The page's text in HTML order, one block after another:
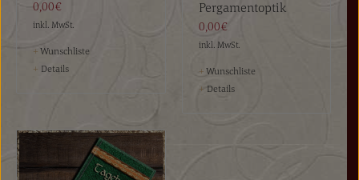
0,00€
inkl. MwSt.
+ Wunschliste
+ Details
Pergamentoptik
0,00€
inkl. MwSt.
+ Wunschliste
+ Details